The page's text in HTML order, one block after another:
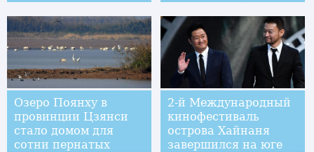
благосостоянию
местных жителей
Озеро Поянху в
провинции Цзянси
стало домом для
сотни пернатых
2-й Международный
кинофестиваль
острова Хайнаня
завершился на юге